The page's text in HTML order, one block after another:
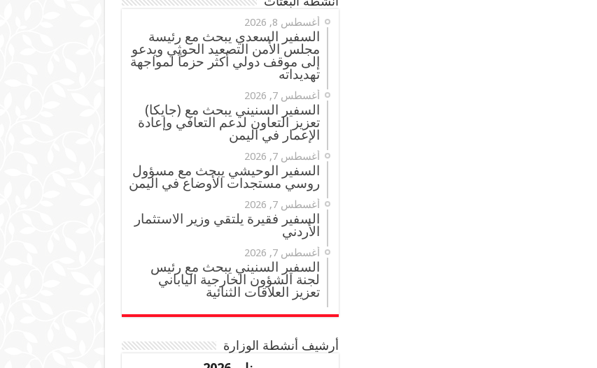
أغسطس 8, 2026
السفير السعدي يبحث مع رئيسة
مجلس الأمن التصعيد الحوثي ويدعو
إلى موقف دولي أكثر حزماً لمواجهة
تهديداته
أغسطس 7, 2026
السفير السنيني يبحث مع (جايكا)
تعزيز التعاون لدعم التعافي وإعادة
الإعمار في اليمن
أغسطس 7, 2026
السفير الوحيشي يبحث مع مسؤول
روسي مستجدات الأوضاع في اليمن
أغسطس 7, 2026
السفير فقيرة يلتقي وزير الاستثمار
الأردني
أغسطس 7, 2026
السفير السنيني يبحث مع رئيس
لجنة الشؤون الخارجية الياباني
تعزيز العلاقات الثنائية
أرشيف أنشطة الوزارة